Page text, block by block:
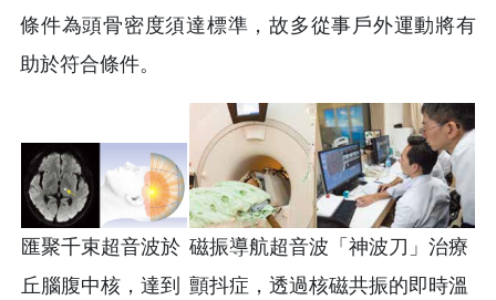
條件為頭骨密度須達標準，故多從事戶外運動將有
助於符合條件。
匯聚千束超音波於
丘腦腹中核，達到
磁振導航超音波「神波刀」治療
顫抖症，透過核磁共振的即時溫